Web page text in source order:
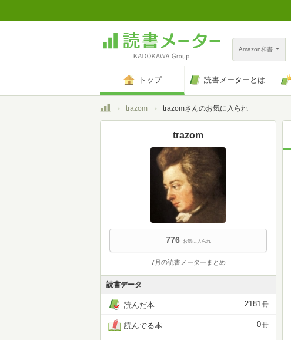
Amazon和書
トップ 読書メーターとは
トップtrazom trazomさんのお気に入られ
trazom
776 お気に入られ
7月の読書メーターまとめ
読書データ
読んだ本 2181冊
読んでる本 0冊